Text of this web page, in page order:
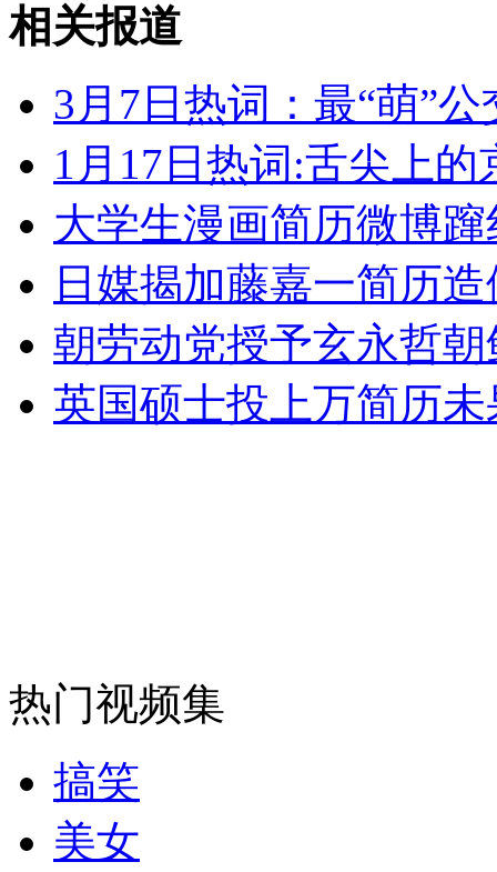
实拍：屌丝老爸让12岁女儿开车上路
山西运城恶犬咬伤多人 警民合力深夜将其击毙
女孩北京地铁殴打老人 痛下狠手拳打脚踢
无痛分娩是否安全 医生回应
外交部：反对强权政治霸凌主义
走！跟着总书记去植树
消防员救轻生者
相关报道
3月7日热词：最“萌”
1月17日热词:舌尖上的
大学生漫画简历微博
日媒揭加藤嘉一简历
朝劳动党授予玄永哲
英国硕士投上万简历
热门视频集
搞笑
美女